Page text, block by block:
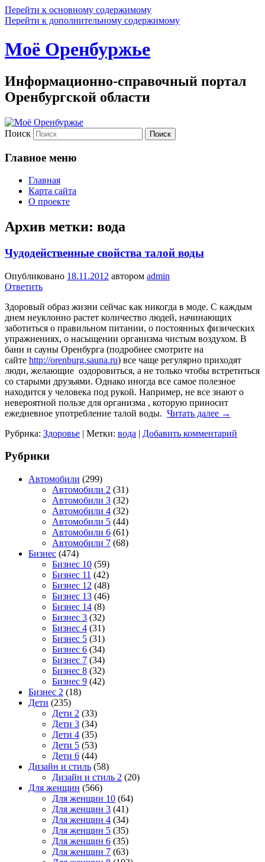
Перейти к основному содержимому
Перейти к дополнительному содержимому
Моё Оренбуржье
Информационно-справочный портал
Оренбургской области
Поиск
Главное меню
Главная
Карта сайта
О проекте
Архив метки: вода
Чудодейственные свойства талой воды
Опубликовано 18.11.2012 автором admin
Ответить
Здоровый образ жизни сейчас как никогда в моде. С каждым
днем неуклонно растет количество людей, начинающих
заботиться о правильном питании, о постоянных физических
упражнениях, о насыщении организма чистым воздухом. В
бани и сауны Оренбурга (подробнее смотрите на
сайте http://orenburg.sauna.ru) все чаще регулярно приходят
люди, желающие оздоровиться, а не только чтобы встретиться
со старыми друзьями. Однако иногда все самое полезное
находится у человека под рукой. Например, не все знают о
невероятной пользе для организма , которую приносит
ежедневное употребление талой воды. Читать далее →
Рубрика: Здоровье | Метки: вода | Добавить комментарий
Рубрики
Автомобили (299)
Автомобили 2 (31)
Автомобили 3 (32)
Автомобили 4 (32)
Автомобили 5 (44)
Автомобили 6 (61)
Автомобили 7 (68)
Бизнес (474)
Бизнес 10 (59)
Бизнес 11 (42)
Бизнес 12 (48)
Бизнес 13 (46)
Бизнес 14 (8)
Бизнес 3 (32)
Бизнес 4 (31)
Бизнес 5 (31)
Бизнес 6 (34)
Бизнес 7 (34)
Бизнес 8 (32)
Бизнес 9 (42)
Бизнес 2 (18)
Дети (235)
Дети 2 (33)
Дети 3 (34)
Дети 4 (35)
Дети 5 (53)
Дети 6 (44)
Дизайн и стиль (58)
Дизайн и стиль 2 (20)
Для женщин (566)
Для женщин 10 (64)
Для женщин 3 (41)
Для женщин 4 (34)
Для женщин 5 (35)
Для женщин 6 (35)
Для женщин 7 (63)